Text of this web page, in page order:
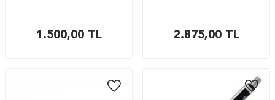
1.500,00TL 2.875,00TL